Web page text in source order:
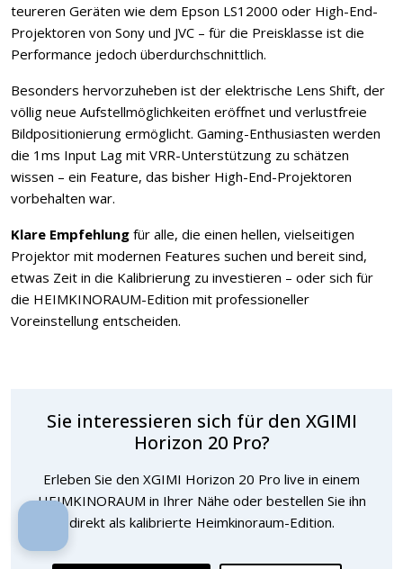
teureren Geräten wie dem Epson LS12000 oder High-End-
Projektoren von Sony und JVC – für die Preisklasse ist die
Performance jedoch überdurchschnittlich.
Besonders hervorzuheben ist der elektrische Lens Shift, der
völlig neue Aufstellmöglichkeiten eröffnet und verlustfreie
Bildpositionierung ermöglicht. Gaming-Enthusiasten werden
die 1ms Input Lag mit VRR-Unterstützung zu schätzen
wissen – ein Feature, das bisher High-End-Projektoren
vorbehalten war.
Klare Empfehlung für alle, die einen hellen, vielseitigen
Projektor mit modernen Features suchen und bereit sind,
etwas Zeit in die Kalibrierung zu investieren – oder sich für
die HEIMKINORAUM-Edition mit professioneller
Voreinstellung entscheiden.
Sie interessieren sich für den XGIMI
Horizon 20 Pro?
Erleben Sie den XGIMI Horizon 20 Pro live in einem
HEIMKINORAUM in Ihrer Nähe oder bestellen Sie ihn
direkt als kalibrierte Heimkinoraum-Edition.